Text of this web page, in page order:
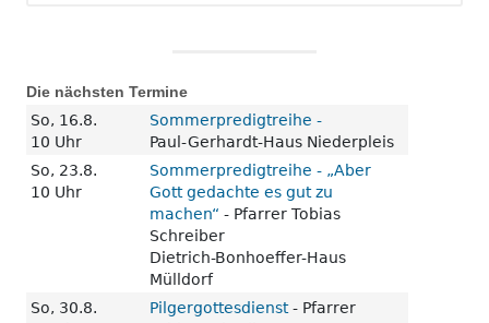
Die nächsten Termine